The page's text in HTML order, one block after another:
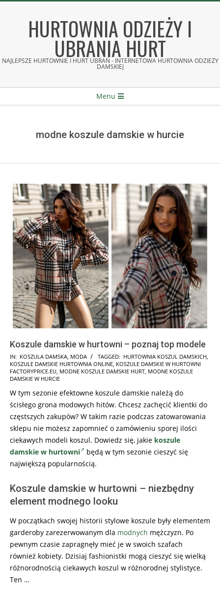
HURTOWNIA ODZIEŻY I
UBRANIA HURT
NAJLEPSZE HURTOWNIE I HURT UBRAŃ - INTERNETOWA HURTOWNIA ODZIEŻY
DAMSKIEJ
Menu
modne koszule damskie w hurcie
Koszule damskie w hurtowni – poznaj top modele
2023-
02-
21
IN: KOSZULA DAMSKA MODA TAGGED: HURTOWNIA KOSZUL DAMSKICH
KOSZULE DAMSKIE HURTOWNIA ONLINE KOSZULE DAMSKIE W HURTOWNI
FACTORYPRICE.EU MODNE KOSZULE DAMSKIE HURT MODNE KOSZULE
DAMSKIE W HURCIE
W tym sezonie efektowne koszule damskie należą do
ścisłego grona modowych hitów. Chcesz zachęcić klientki do
częstszych zakupów? W takim razie podczas zatowarowania
sklepu nie możesz zapomnieć o zamówieniu sporej ilości
ciekawych modeli koszul. Dowiedz się, jakie koszule
damskie w hurtowni
będą w tym sezonie cieszyć się
największą popularnością.
Koszule damskie w hurtowni – niezbędny
element modnego looku
W początkach swojej historii stylowe koszule były elementem
garderoby zarezerwowanym dla modnych mężczyzn. Po
pewnym czasie zapragnęły mieć je w swoich szafach
również kobiety. Dzisiaj fashionistki mogą cieszyć się wielką
różnorodnością ciekawych koszul w różnorodnej stylistyce.
Ten …